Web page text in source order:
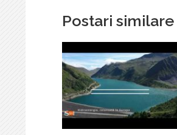
Postari similare